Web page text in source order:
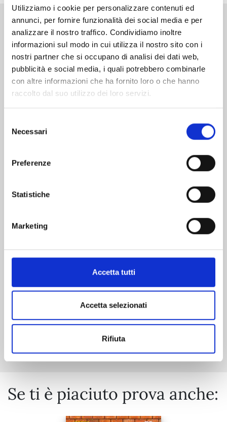
Utilizziamo i cookie per personalizzare contenuti ed
annunci, per fornire funzionalità dei social media e per
analizzare il nostro traffico. Condividiamo inoltre
informazioni sul modo in cui utilizza il nostro sito con i
nostri partner che si occupano di analisi dei dati web,
pubblicità e social media, i quali potrebbero combinarle
con altre informazioni che ha fornito loro o che hanno
raccolto dal suo utilizzo dei loro servizi.
delNecessari
Preferenze
Statistiche
Marketing
Accetta tutti
Accetta selezionati
Rifiuta
Altri volumi della serie
€ 5,90
Se ti è piaciuto prova anche: